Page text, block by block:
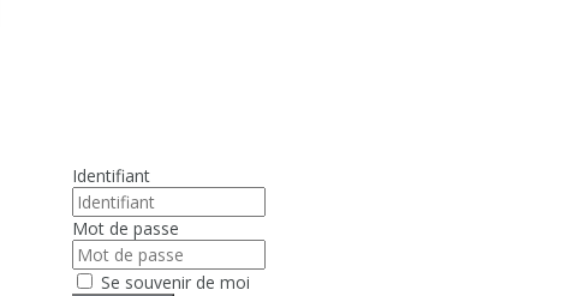
Identifiant
Mot de passe
Se souvenir de moi